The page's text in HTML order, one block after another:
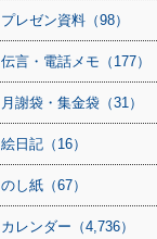
プレゼン資料（98）
伝言・電話メモ（177）
月謝袋・集金袋（31）
絵日記（16）
のし紙（67）
カレンダー（4,736）